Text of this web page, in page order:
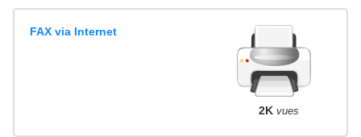
FAX via Internet
2K vues